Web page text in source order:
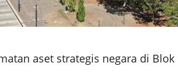
aset strategis negara di Blok